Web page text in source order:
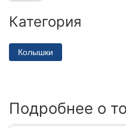
Категория
Колышки
Подробнее о